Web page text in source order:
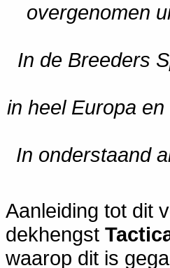
overgenomen
In de Breeders
in heel Europa
In onderstaand
Aanleiding tot dit
dekhengst
waarop dit is